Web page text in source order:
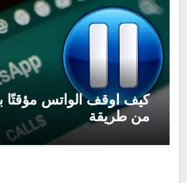
كيف اوقف الواتس مؤقتًا
من طريقة